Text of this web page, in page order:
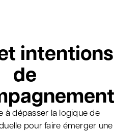
intentions
de
à dépasser la logique de
pour faire émerger une